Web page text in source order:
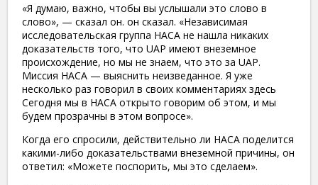
«Я думаю, важно, чтобы вы услышали это слово в
слово», — сказал он. он сказал. «Независимая
исследовательская группа НАСА не нашла никаких
доказательств того, что UAP имеют внеземное
происхождение, но мы не знаем, что это за UAP.
Миссия НАСА — выяснить неизведанное. Я уже
несколько раз говорил в своих комментариях здесь
Сегодня мы в НАСА открыто говорим об этом, и мы
будем прозрачны в этом вопросе».
Когда его спросили, действительно ли НАСА поделится
какими-либо доказательствами внеземной причины, он
ответил: «Можете поспорить, мы это сделаем».